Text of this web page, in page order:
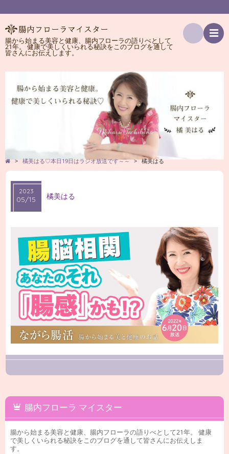
腸から始まる美容と健康、腸内フローラの語りべとして
21年。 健康で美しくいられる秘訣をこのブログを通して
皆さんにお伝えします。
索
> 橘美はる♡本日19日はラジオ放送です～～ > 橘美はる
2023
05/15 橘美はる
腸内フローラ マイスター
腸から始まる美容と健康、腸内フローラの語りべとして21年。 健康
で美しくいられる秘訣をこのブログを通して皆さんにお伝えしま
す。